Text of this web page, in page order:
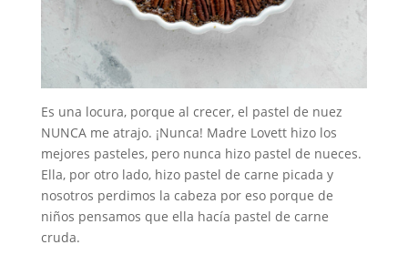
Es una locura, porque al crecer, el pastel de nuez
NUNCA me atrajo. ¡Nunca! Madre Lovett hizo los
mejores pasteles, pero nunca hizo pastel de nueces.
Ella, por otro lado, hizo pastel de carne picada y
nosotros perdimos la cabeza por eso porque de
niños pensamos que ella hacía pastel de carne
cruda.